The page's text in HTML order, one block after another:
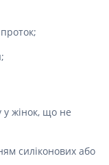
жінок, що не
силіконових або